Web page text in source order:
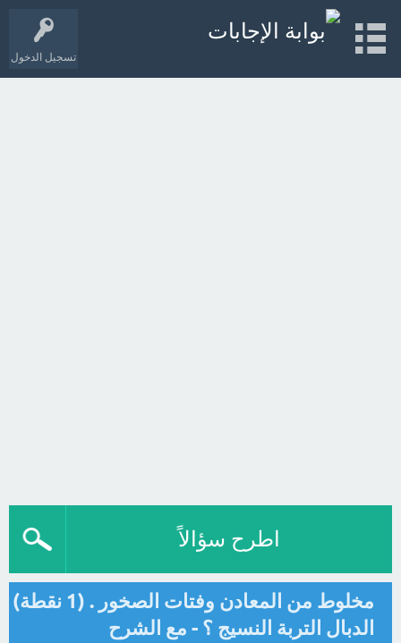
تسجيل الدخول
اطرح سؤالاً
مخلوط من المعادن وفتات الصخور . (1 نقطة)
الدبال التربة النسيج ؟ - مع الشرح